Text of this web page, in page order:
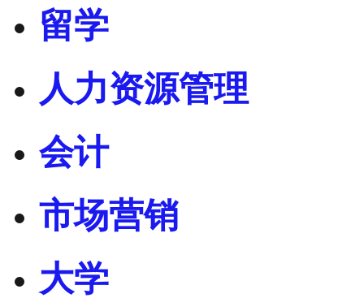
留学
人力资源管理
会计
市场营销
大学